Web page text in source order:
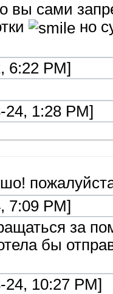
вы сами
но
6:22 PM]
24, 1:28 PM]
7:09 PM]
за
бы
24, 10:27 PM]